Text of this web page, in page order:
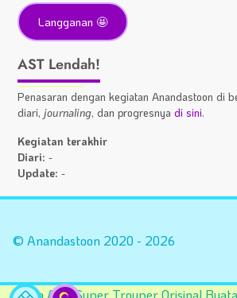
AST Lendah!
Penasaran dengan kegiatan Anandastoon di
diari, journaling, dan progresnyadi sini.
Kegiatan terakhir
Diari:-
Update:-
Statistik
© Anandastoon 2020 - 2026